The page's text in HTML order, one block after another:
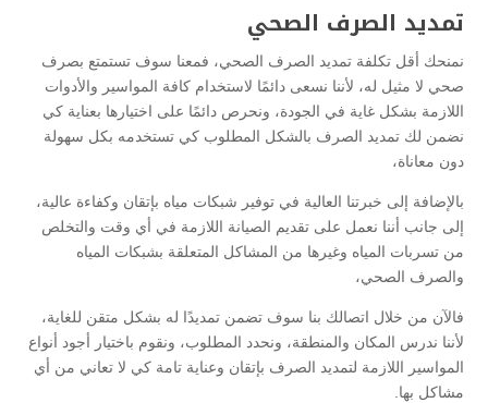
تمديد الصرف الصحي
نمنحك أقل تكلفة تمديد الصرف الصحي، فمعنا سوف تستمتع بصرف
صحي لا مثيل له، لأننا نسعى دائمًا لاستخدام كافة المواسير والأدوات
اللازمة بشكل غاية في الجودة، ونحرص دائمًا على اختيارها بعناية كي
نضمن لك تمديد الصرف بالشكل المطلوب كي تستخدمه بكل سهولة
دون معاناة،
بالإضافة إلى خبرتنا العالية في توفير شبكات مياه بإتقان وكفاءة عالية،
إلى جانب أننا نعمل على تقديم الصيانة اللازمة في أي وقت والتخلص
من تسربات المياه وغيرها من المشاكل المتعلقة بشبكات المياه
والصرف الصحي،
فالآن من خلال اتصالك بنا سوف تضمن تمديدًا له بشكل متقن للغاية،
لأننا ندرس المكان والمنطقة، ونحدد المطلوب، ونقوم باختيار أجود أنواع
المواسير اللازمة لتمديد الصرف بإتقان وعناية تامة كي لا تعاني من أي
مشاكل بها.